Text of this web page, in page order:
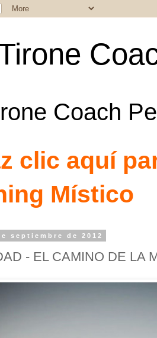
Coach
clic aquí
Místico
septiembre de 2012
- EL CAMINO DE LA